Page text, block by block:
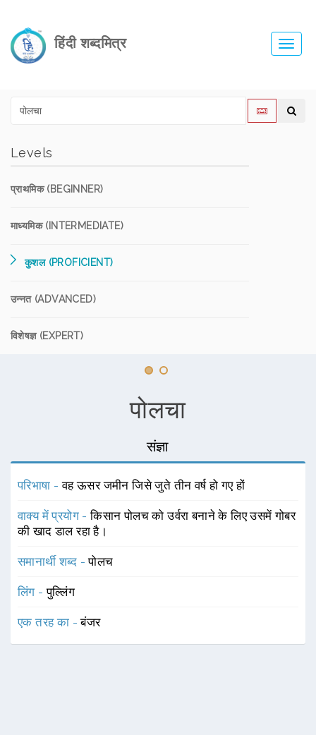
हिंदी शब्दमित्र
Levels
प्राथमिक (BEGINNER)
माध्यमिक (INTERMEDIATE)
कुशल (PROFICIENT)
उन्नत (ADVANCED)
विशेषज्ञ (EXPERT)
पोलचा
संज्ञा
परिभाषा -वह ऊसर जमीन जिसे जुते तीन वर्ष हो गए हों
वाक्य में प्रयोग -किसान पोलच को उर्वरा बनाने के लिए उसमें गोबर
की खाद डाल रहा है।
समानार्थी शब्द -पोलच
लिंग -पुल्लिंग
एक तरह का -बंजर